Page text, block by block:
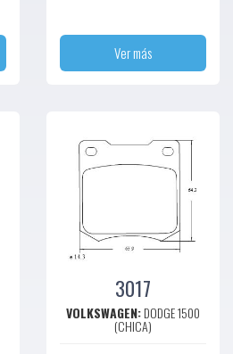
Ver más
3017
VOLKSWAGEN:DODGE 1500
(CHICA)